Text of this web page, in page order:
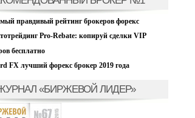
правдивый рейтинг брокеров форекс
Pro-Rebate: копируй сделки VIP
бесплатно
FX лучший форекс брокер 2019 года
«БИРЖЕВОЙ ЛИДЕР»